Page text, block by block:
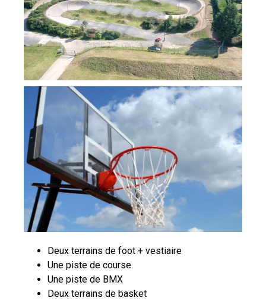
Deux terrains de foot + vestiaire
Une piste de course
Une piste de BMX
Deux terrains de basket